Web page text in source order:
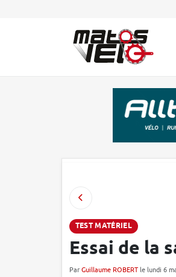
TEST MATÉRIEL
Essai de la
Par Guillaume ROBERT le lundi 6